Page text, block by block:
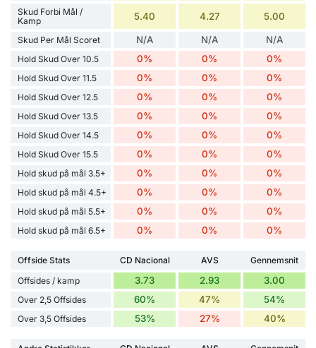
Skud Forbi Mål /
Kamp
5.40 4.27 5.00
Skud Per Mål Scoret N/A N/A N/A
Hold Skud Over 10.5 0% 0% 0%
Hold Skud Over 11.5 0% 0% 0%
Hold Skud Over 12.5 0% 0% 0%
Hold Skud Over 13.5 0% 0% 0%
Hold Skud Over 14.5 0% 0% 0%
Hold Skud Over 15.5 0% 0% 0%
Hold skud på mål 3.5+ 0% 0% 0%
Hold skud på mål 4.5+ 0% 0% 0%
Hold skud på mål 5.5+ 0% 0% 0%
Hold skud på mål 6.5+ 0% 0% 0%
Offside Stats CD Nacional AVS
Gennemsnit
Offsides / kamp
3.73 2.93 3.00
Over 2,5 Offsides 60% 47% 54%
Over 3,5 Offsides 53% 27% 40%